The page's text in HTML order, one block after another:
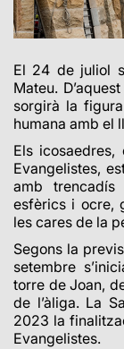
El 24 de juliol
Mateu.
sorgirà la
humana amb el
Els
Evangelistes,
amb
esfèrics i ocre,
les cares de la
Segons la
setembre
torre de Joan,
de l’àliga. La
2023 la
Evangelistes.